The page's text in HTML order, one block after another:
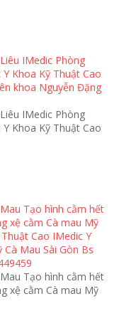
IMedic Phòng
Khoa Kỹ Thuật Cao
khoa Nguyễn Đặng
IMedic Phòng
Khoa Kỹ Thuật Cao
Tạo hình cằm hết
xệ cằm Cà mau Mỹ
Cao IMedic Y
Mau Sài Gòn Bs
Tạo hình cằm hết
xệ cằm Cà mau Mỹ